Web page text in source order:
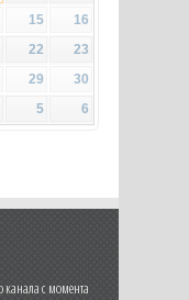
15
16
22
23
29
30
5 6
с момента